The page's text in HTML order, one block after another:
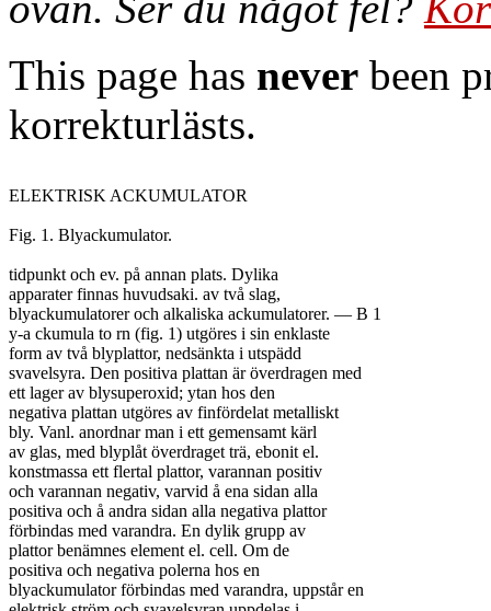
This page has never been
korrekturlästs.
ELEKTRISK ACKUMULATOR
Fig. 1. Blyackumulator.
tidpunkt och ev. på annan plats. Dylika
apparater finnas huvudsaki. av två slag,
blyackumulatorer och alkaliska ackumulatorer. — B 1
y-a ckumula to rn (fig. 1) utgöres i sin enklaste
form av två blyplattor, nedsänkta i utspädd
svavelsyra. Den positiva plattan är överdragen med
ett lager av blysuperoxid; ytan hos den
negativa plattan utgöres av finfördelat metalliskt
bly. Vanl. anordnar man i ett gemensamt kärl
av glas, med blyplåt överdraget trä, ebonit el.
konstmassa ett flertal plattor, varannan positiv
och varannan negativ, varvid å ena sidan alla
positiva och å andra sidan alla negativa plattor
förbindas med varandra. En dylik grupp av
plattor benämnes element el. cell. Om de
positiva och negativa polerna hos en
blyackumulator förbindas med varandra, uppstår en